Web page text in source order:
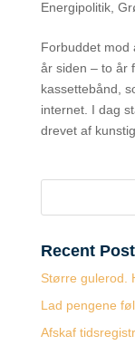
Energipolitik,
Forbuddet mod
år siden – to år
kassettebånd,
internet. I dag
drevet af
Recent
Større gulerod.
Lad pengene
Afskaf